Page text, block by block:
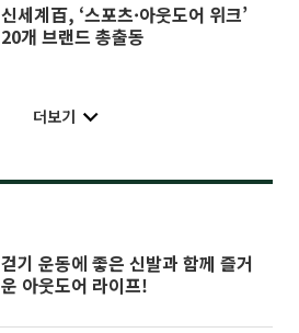
신세계百, ‘스포츠·아웃도어 위크’
20개 브랜드 총출동
더보기
걷기 운동에 좋은 신발과 함께 즐거
운 아웃도어 라이프!